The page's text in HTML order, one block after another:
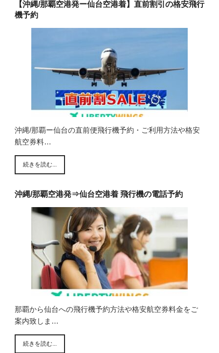
【沖縄/那覇空港発ー仙台空港着】直前割引の格安飛行
機予約
沖縄/那覇ー仙台の直前便飛行機予約・ご利用方法や格安
航空券料…
続きを読む...
沖縄/那覇空港発⇒仙台空港着 飛行機の電話予約
那覇から仙台への飛行機予約方法や格安航空券料金をご
案内致しま…
続きを読む...